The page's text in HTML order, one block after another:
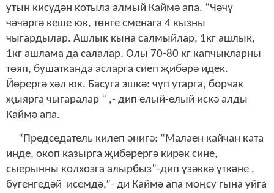
утын кисүдән котыла алмый Каймә апа. “Чәчү
чәчәргә кеше юк, төнге сменага 4 кызны
чыгардылар. Ашлык кына салмыйлар, 1кг ашлык,
1кг ашлама да салалар. Олы 70-80 кг капчыкларны
төяп, бушатканда асларга сиеп җибәрә идек.
Йөрергә хәл юк. Басуга эшкә: чүп утарга, борчак
җыярга чыгаралар “ ,- дип елый-елый искә алды
Каймә апа.
“Председатель килеп әнигә: “Малаен кайчан ката
инде, окоп казырга җибәрергә кирәк сине,
сыерынны колхозга алырбыз”-дип үзәккә үткәне ,
бүгенгедәй исемдә,”- ди Каймә апа моңсу гына уйга